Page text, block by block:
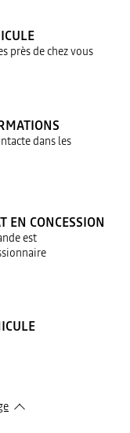
près de chez vous
dans les
EN CONCESSION
est